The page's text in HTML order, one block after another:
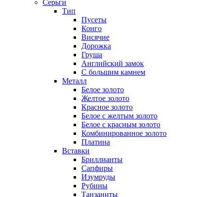
Серьги
Тип
Пусеты
Конго
Висячие
Дорожка
Груша
Английский замок
С большим камнем
Металл
Белое золото
Желтое золото
Красное золото
Белое с желтым золото
Белое с красным золото
Комбинированное золото
Платина
Вставки
Бриллианты
Сапфиры
Изумруды
Рубины
Танзаниты